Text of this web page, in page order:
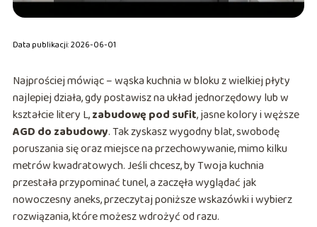
Data publikacji: 2026-06-01
Najprościej mówiąc – wąska kuchnia w bloku z wielkiej płyty
najlepiej działa, gdy postawisz na układ jednorzędowy lub w
kształcie litery L,zabudowę pod sufit, jasne kolory i węższe
AGD do zabudowy. Tak zyskasz wygodny blat, swobodę
poruszania się oraz miejsce na przechowywanie, mimo kilku
metrów kwadratowych. Jeśli chcesz, by Twoja kuchnia
przestała przypominać tunel, a zaczęła wyglądać jak
nowoczesny aneks, przeczytaj poniższe wskazówki i wybierz
rozwiązania, które możesz wdrożyć od razu.